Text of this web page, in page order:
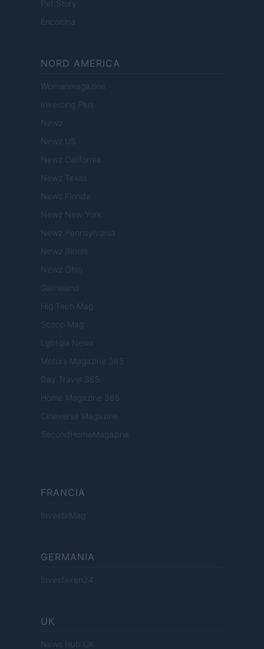
Pet Story
Encocina
NORD AMERICA
Womanmagazine
Investing Plus
Newz
Newz US
Newz California
Newz Texas
Newz Florida
Newz New York
Newz Pennsylvania
Newz Illinois
Newz Ohio
Gameland
Hig Tech Mag
Scoop Mag
Lgbtqia News
Motors Magazine 365
Day Travel 365
Home Magazine 365
Cineverse Magazine
SecondHomeMagazine
FRANCIA
InvestirMag
GERMANIA
Investieren24
UK
News Hub UK